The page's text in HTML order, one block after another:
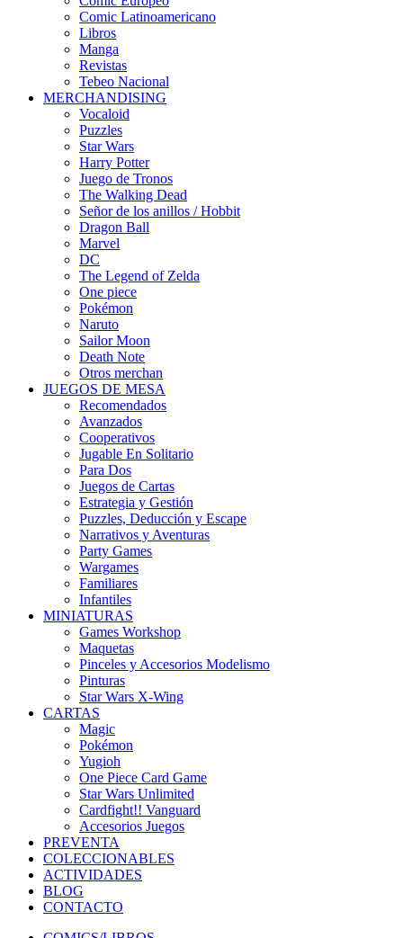
Comic Latinoamericano
Libros
Manga
Revistas
Tebeo Nacional
MERCHANDISING
Vocaloid
Puzzles
Star Wars
Harry Potter
Juego de Tronos
The Walking Dead
Señor de los anillos / Hobbit
Dragon Ball
Marvel
DC
The Legend of Zelda
One piece
Pokémon
Naruto
Sailor Moon
Death Note
Otros merchan
JUEGOS DE MESA
Recomendados
Avanzados
Cooperativos
Jugable En Solitario
Para Dos
Juegos de Cartas
Estrategia y Gestión
Puzzles, Deducción y Escape
Narrativos y Aventuras
Party Games
Wargames
Familiares
Infantiles
MINIATURAS
Games Workshop
Maquetas
Pinceles y Accesorios Modelismo
Pinturas
Star Wars X-Wing
CARTAS
Magic
Pokémon
Yugioh
One Piece Card Game
Star Wars Unlimited
Cardfight!! Vanguard
Accesorios Juegos
PREVENTA
COLECCIONABLES
ACTIVIDADES
BLOG
CONTACTO